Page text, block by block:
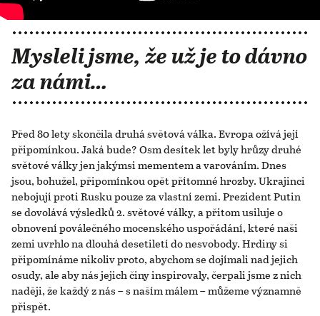
Mysleli jsme, že už je to dávno
za námi…
Před 80 lety skončila druhá světová válka. Evropa ožívá její
připomínkou. Jaká bude? Osm desítek let byly hrůzy druhé
světové války jen jakýmsi mementem a varováním. Dnes
jsou, bohužel, připomínkou opět přítomné hrozby. Ukrajinci
nebojují proti Rusku pouze za vlastní zemi. Prezident Putin
se dovolává výsledků 2. světové války, a přitom usiluje o
obnovení poválečného mocenského uspořádání, které naši
zemi uvrhlo na dlouhá desetiletí do nesvobody. Hrdiny si
připomínáme nikoliv proto, abychom se dojímali nad jejich
osudy, ale aby nás jejich činy inspirovaly, čerpali jsme z nich
naději, že každý z nás – s naším málem – můžeme významně
přispět.